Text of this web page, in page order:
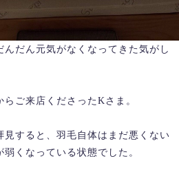
んだん元気がなくなってきた気がし
ご来店くださったKさま。
すると、羽毛自体はまだ悪くない
くなっている状態でした。